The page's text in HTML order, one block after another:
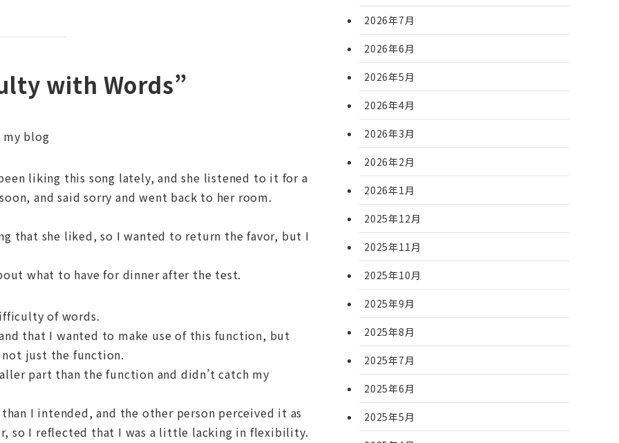
with Words”
blog
liking this song lately, and she listened to it for a
and said sorry and went back to her room.
that she liked, so I wanted to return the favor, but I
what to have for dinner after the test.
of words.
that I wanted to make use of this function, but
just the function.
part than the function and didn’t catch my
I intended, and the other person perceived it as
so I reflected that I was a little lacking in flexibility.
2026年7月
2026年6月
2026年5月
2026年4月
2026年3月
2026年2月
2026年1月
2025年12月
2025年11月
2025年10月
2025年9月
2025年8月
2025年7月
2025年6月
2025年5月